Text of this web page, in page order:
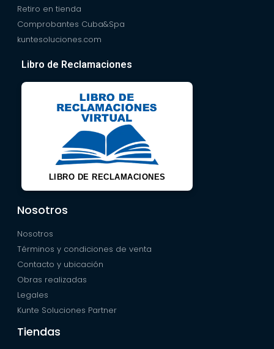
Retiro en tienda
Comprobantes Cuba&Spa
kuntesoluciones.com
Libro de Reclamaciones
LIBRO DE RECLAMACIONES
Nosotros
Nosotros
Términos y condiciones de venta
Contacto y ubicación
Obras realizadas
Legales
Kunte Soluciones Partner
Tiendas